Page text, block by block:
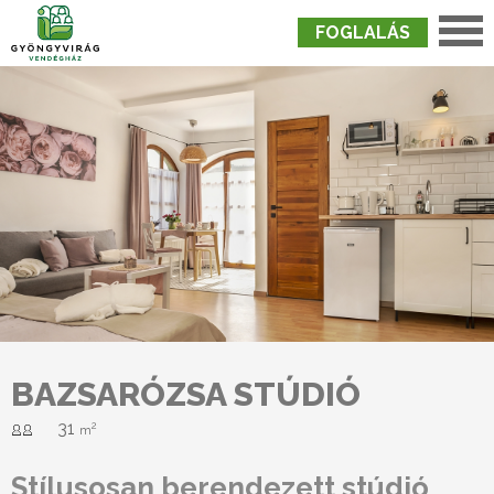
FOGLALÁS
› Bazsarózsa Stúdió
BAZSARÓZSA STÚDIÓ
31 m2
Stílusosan berendezett stúdió